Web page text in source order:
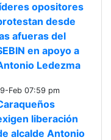
opositores
desde
afueras del
en apoyo a
Ledezma
Feb 07:59 pm
liberación
alcalde Antonio